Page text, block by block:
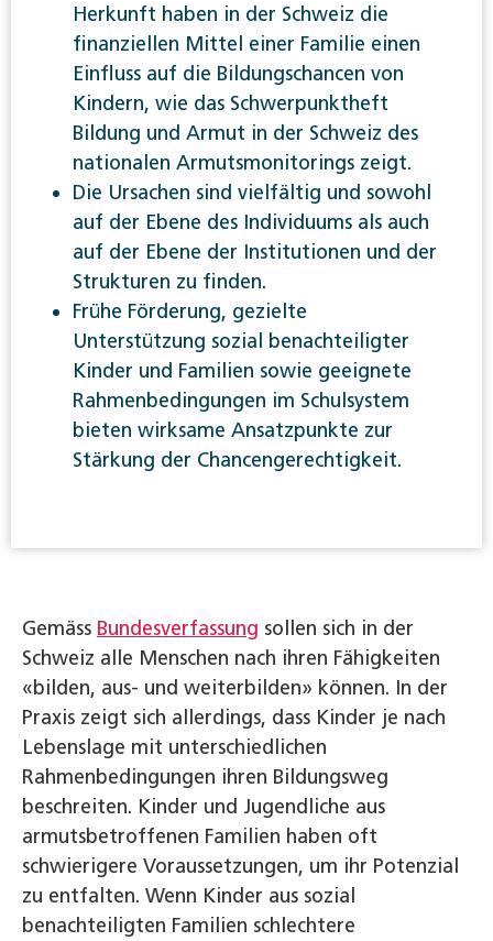
Herkunft haben in der Schweiz die
finanziellen Mittel einer Familie einen
Einfluss auf die Bildungschancen von
Kindern, wie das Schwerpunktheft
Bildung und Armut in der Schweiz des
nationalen Armutsmonitorings zeigt.
Die Ursachen sind vielfältig und sowohl
auf der Ebene des Individuums als auch
auf der Ebene der Institutionen und der
Strukturen zu finden.
Frühe Förderung, gezielte
Unterstützung sozial benachteiligter
Kinder und Familien sowie geeignete
Rahmenbedingungen im Schulsystem
bieten wirksame Ansatzpunkte zur
Stärkung der Chancengerechtigkeit.
Gemäss Bundesverfassung sollen sich in der
Schweiz alle Menschen nach ihren Fähigkeiten
«bilden, aus- und weiterbilden» können. In der
Praxis zeigt sich allerdings, dass Kinder je nach
Lebenslage mit unterschiedlichen
Rahmenbedingungen ihren Bildungsweg
beschreiten. Kinder und Jugendliche aus
armutsbetroffenen Familien haben oft
schwierigere Voraussetzungen, um ihr Potenzial
zu entfalten. Wenn Kinder aus sozial
benachteiligten Familien schlechtere